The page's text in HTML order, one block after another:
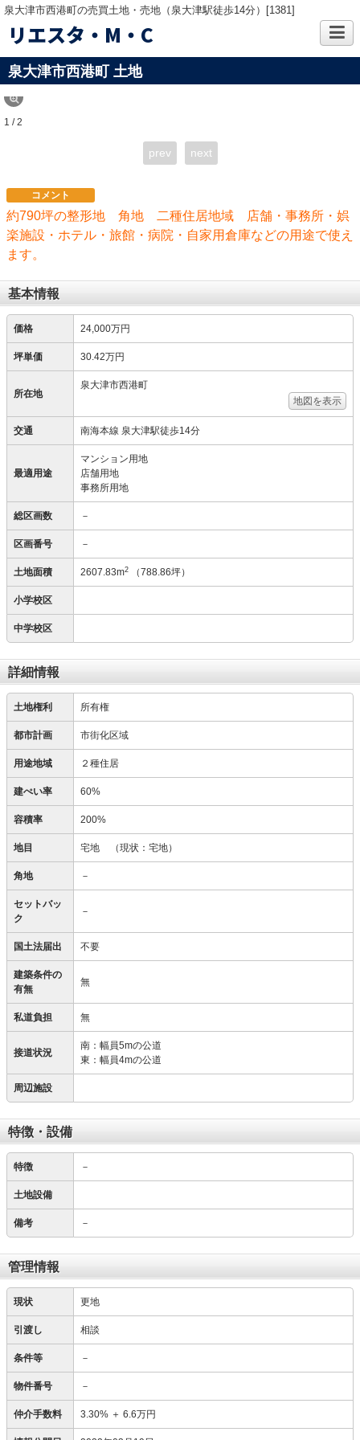
泉大津市西港町の売買土地・売地（泉大津駅徒歩14分）[1381]
リエスタ・M・C
泉大津市西港町 土地
1 / 2
prev next
コメント
約790坪の整形地 角地 二種住居地域 店舗・事務所・娯
楽施設・ホテル・旅館・病院・自家用倉庫などの用途で使え
ます。
基本情報
価格 24,000万円
坪単価 30.42万円
所在地
泉大津市西港町
地図を表示
交通 南海本線 泉大津駅徒歩14分
最適用途
マンション用地
店舗用地
事務所用地
総区画数 －
区画番号 －
土地面積 2607.83m2 （788.86坪）
小学校区
中学校区
詳細情報
土地権利 所有権
都市計画 市街化区域
用途地域 ２種住居
建ぺい率 60%
容積率 200%
地目 宅地 （現状：宅地）
角地 －
セットバッ
ク
－
国土法届出 不要
建築条件の
有無
無
私道負担 無
接道状況
南：幅員5mの公道
東：幅員4mの公道
周辺施設
特徴・設備
特徴 －
土地設備
備考 －
管理情報
現状 更地
引渡し 相談
条件等 －
物件番号 －
仲介手数料 3.30% ＋ 6.6万円